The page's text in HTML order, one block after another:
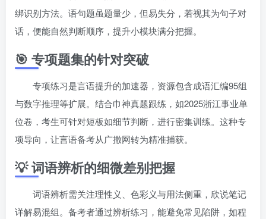
绑识别方法。语句题虽题量少，但易失分，若视其为句子对
话，便能自然判断顺序，提升小模块满分把握。
🎯 专项题集的针对突破
专项练习是言语提升的加速器，资源包含成语汇编95组
与数字推理等扩展。结合巾神真题跟练，如2025浙江事业单
位卷，考生可针对短板如细节判断，进行密集训练。这种专
项导向，让言语备考从广撒网转为精准捕获。
💡 词语辨析的细微差别把握
词语辨析需关注理性义、色彩义与用法侧重，欣说笔记
详解易混组。备考者通过辨析练习，能避免常见陷阱，如程